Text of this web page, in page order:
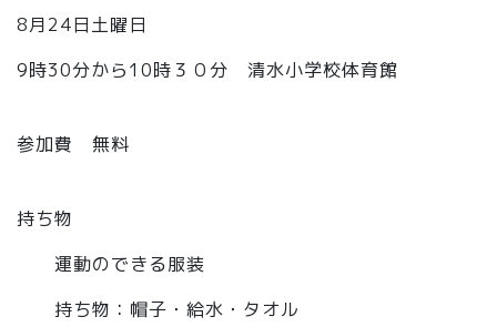
8月24日土曜日
9時30分から10時３０分 清水小学校体育館
参加費 無料
持ち物
運動のできる服装
持ち物：帽子・給水・タオル